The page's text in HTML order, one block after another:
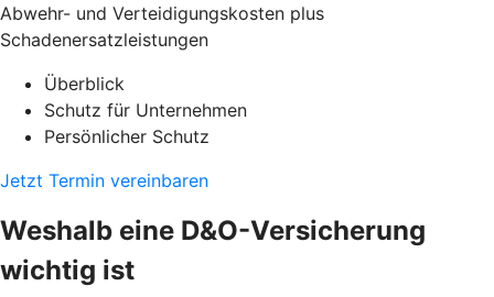
Abwehr- und Verteidigungskosten plus
Schadenersatzleistungen
Überblick
Schutz für Unternehmen
Persönlicher Schutz
Jetzt Termin vereinbaren
Weshalb eine D&O-Versicherung
wichtig ist